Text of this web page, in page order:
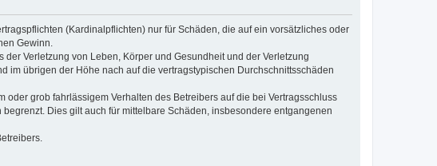
(Kardinalpflichten) nur für Schäden, die auf ein vorsätzliches oder
Gewinn.
Verletzung von Leben, Körper und Gesundheit und der Verletzung
im übrigen der Höhe nach auf die vertragstypischen Durchschnittsschäden
grob fahrlässigem Verhalten des Betreibers auf die bei Vertragsschluss
Dies gilt auch für mittelbare Schäden, insbesondere entgangenen